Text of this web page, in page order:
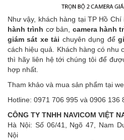
Như vậy, khách hàng tại TP Hồ
hành trình cơ bản, camera hành
giám sát xe tải chuyên dụng để
cách hiệu quả. Khách hàng có nhu
thì hãy liên hệ tới chúng tôi để
hợp nhất.
Tham khảo và mua sản phẩm tại
Hotline: 0971 706 995 và 0906 136
CÔNG TY TNHH NAVICOM VIỆT
Hà Nội: Số 06/41, Ngõ 47, Nam
Nội